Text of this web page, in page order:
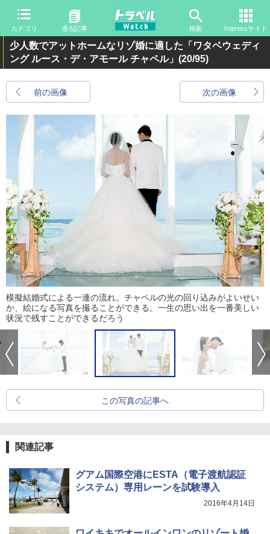
カテゴリ 過去記事 検索 Impressサイト
少人数でアットホームなリゾ婚に適した「ワタベウェディ
ング ルース・デ・アモール チャペル」 (20/95)
前の画像 次の画像
模擬結婚式による一連の流れ。チャペルの光の回り込みがよいせい
か、絵になる写真を撮ることができる。一生の思い出を一番美しい
状況で残すことができるだろう
この写真の記事へ
関連記事
グアム国際空港にESTA（電子渡航認証
システム）専用レーンを試験導入
2016年4月14日